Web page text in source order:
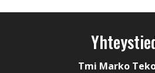
Tmi Marko